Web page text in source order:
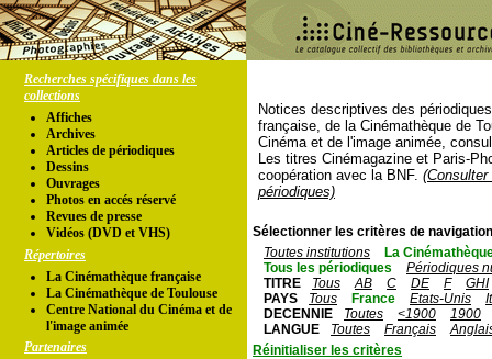
Recherches spécifiques dans les
collections
Affiches
Archives
Articles de périodiques
Dessins
Ouvrages
Photos en accés réservé
Revues de presse
Vidéos (DVD et VHS)
Répertoires
La Cinémathèque française
La Cinémathèque de Toulouse
Centre National du Cinéma et de
l'image animée
Partenaires
Notices descriptives des
française, de la Cinémathèque de
Cinéma et de l'image animée,
Les titres Cinémagazine et Paris-
coopération avec la BNF.
périodiques)
Sélectionner les critères de
Toutes institutions
La
Tous les périodiques
Périodiques
TITRE
Tous AB C DE F
GHI
PAYS
Tous France Etats-Unis
DECENNIE
Toutes <1900
1900
LANGUE
Toutes Français
Réinitialiser les critères